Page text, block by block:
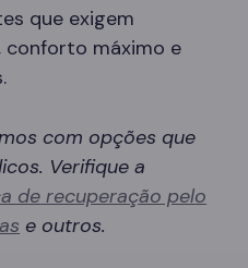
que exigem
conforto máximo e
com opções que
Verifique a
de recuperação pelo
e outros.